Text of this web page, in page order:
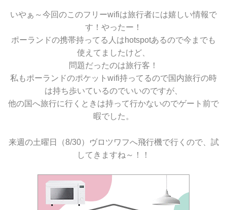
いやぁ～今回のこのフリーwifiは旅行者には嬉しい情報で
す！やったー！
ポーランドの携帯持ってる人はhotspotあるので今までも
使えてましたけど、
問題だったのは旅行客！
私もポーランドのポケットwifi持ってるので国内旅行の時
は持ち歩いているのでいいのですが、
他の国へ旅行に行くときは持って行かないのでゲート前で
暇でした。
来週の土曜日（8/30）ヴロツワフへ飛行機で行くので、試
してきますね～！！